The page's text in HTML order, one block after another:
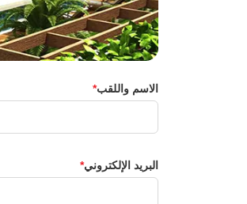
الاسم واللقب
البريد الإلكتروني